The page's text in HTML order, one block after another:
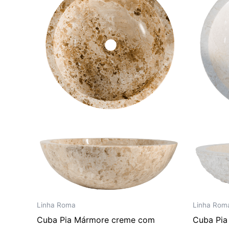
Linha Roma
Cuba Pia Mármore creme com
era:
R$ 3.088,00.
é:
R$ 2.573,00.
Linha
Cuba